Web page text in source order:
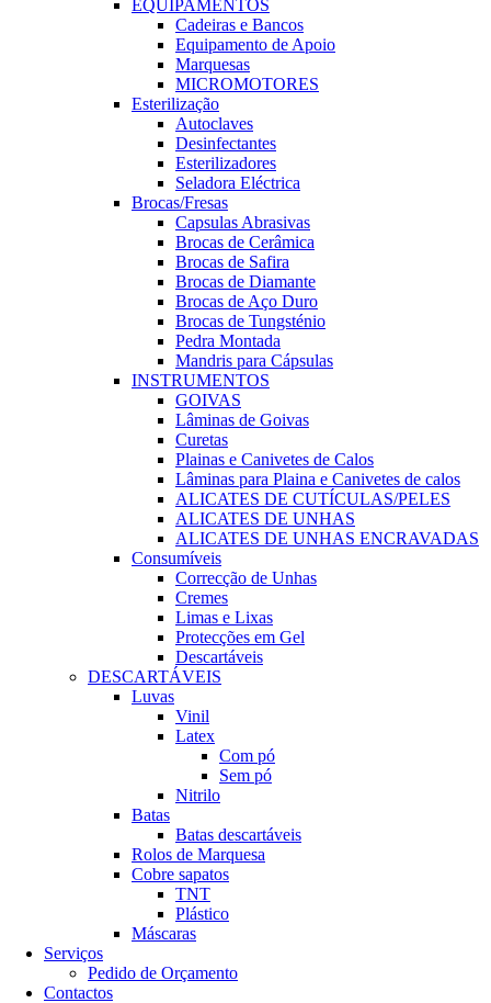
EQUIPAMENTOS
Cadeiras e Bancos
Equipamento de Apoio
Marquesas
MICROMOTORES
Esterilização
Autoclaves
Desinfectantes
Esterilizadores
Seladora Eléctrica
Brocas/Fresas
Capsulas Abrasivas
Brocas de Cerâmica
Brocas de Safira
Brocas de Diamante
Brocas de Aço Duro
Brocas de Tungsténio
Pedra Montada
Mandris para Cápsulas
INSTRUMENTOS
GOIVAS
Lâminas de Goivas
Curetas
Plainas e Canivetes de Calos
Lâminas para Plaina e Canivetes de calos
ALICATES DE CUTÍCULAS/PELES
ALICATES DE UNHAS
ALICATES DE UNHAS ENCRAVADAS
Consumíveis
Correcção de Unhas
Cremes
Limas e Lixas
Protecções em Gel
Descartáveis
DESCARTÁVEIS
Luvas
Vinil
Latex
Com pó
Sem pó
Nitrilo
Batas
Batas descartáveis
Rolos de Marquesa
Cobre sapatos
TNT
Plástico
Máscaras
Serviços
Pedido de Orçamento
Contactos